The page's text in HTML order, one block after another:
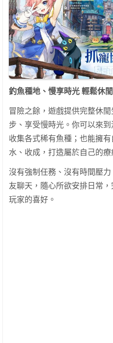
釣魚種地、慢享時光 輕鬆休
冒險之餘，遊戲提供完整休
步、享受慢時光。你可以來
收集各式稀有魚種；也能擁
水、收成，打造屬於自己的療
沒有強制任務、沒有時間壓
友聊天，隨心所欲安排日常
玩家的喜好。